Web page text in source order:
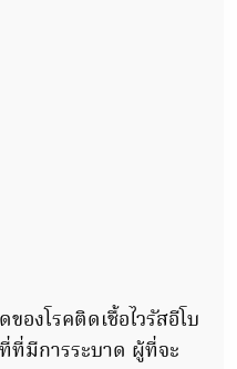
องโรคติดเชื้อไวรัสอีโบ
ที่มีการระบาด ผู้ที่จะ